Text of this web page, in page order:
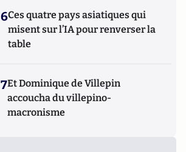
6Ces quatre pays asiatiques qui
misent sur l’IA pour renverser la
table
7Et Dominique de Villepin
accoucha du villepino-
macronisme